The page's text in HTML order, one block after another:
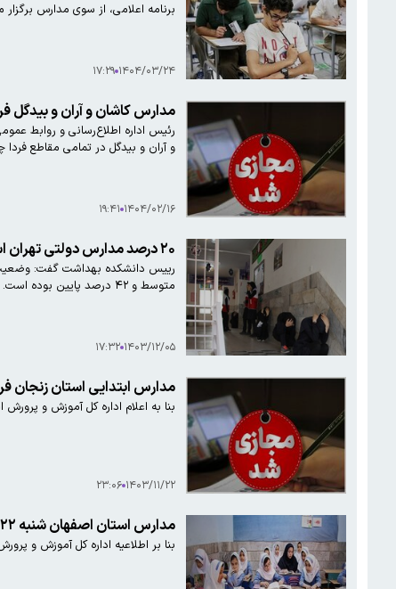
برنامه اعلامی، از سوی مدارس
۱۴۰۴/۰۳/۲۴ ۱۷:۲۹
مدارس کاشان و آران و بیدگل
رئیس اداره اطلاع‌رسانی و روابط
و آران و بیدگل در تمامی مقاطع فردا چهارشنبه ۱۷ اردیبهشت به صورت
۱۴۰۴/۰۲/۱۶ ۱۹:۴۱
۲۰ درصد مدارس دولتی تهران استانداردهای لازم را ندارند
متوسط و ۴۲ درصد پایین بوده است.
۱۴۰۳/۱۲/۰۵ ۱۷:۳۲
مدارس ابتدایی استان زنجان
بنا به اعلام اداره کل آموزش و
۱۴۰۳/۱۱/۲۲ ۲۳:۰۶
مدارس استان اصفهان شنبه ٢٢ دی باز است
بنا بر اطلاعیه اداره کل آموزش و پرورش استان اصفهان، فعالیت مدارس در